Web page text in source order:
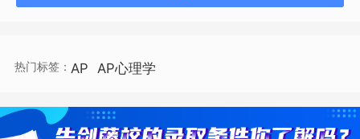
热门标签： AP AP心理学